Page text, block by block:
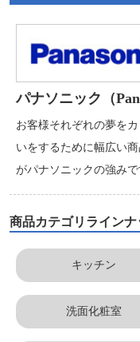
パナソニック（
お客様それぞれの夢を
いをするために幅広い
がパナソニックの強みで
商品カテゴリラインナ
キッチン
洗面化粧室